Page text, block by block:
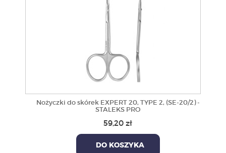
Nożyczki do skórek EXPERT 20, TYPE 2, (SE-20/2) -
STALEKS PRO
59,20 zł
DO KOSZYKA